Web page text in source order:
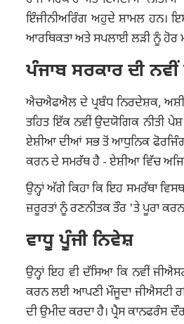
ਇੰਜੀਨੀਅਰਿੰਗ ਅਹੁਦੇ ਸ਼ਾਮਲ ਹਨ।
ਆਰਥਿਕਤਾ ਅਤੇ ਸਪਲਾਈ ਲੜੀ ਨੂੰ ਹੋਰ
ਪੰਜਾਬ ਸਰਕਾਰ ਦੀ
ਐਚਐਫਐਲ ਦੇ ਪ੍ਰਬੰਧ ਨਿਰਦੇਸ਼ਕ,
ਤਹਿਤ ਇੱਕ ਨਵੀਂ ਉਦਯੋਗਿਕ ਨੀਤੀ ਪੇਸ਼
ਏਸ਼ੀਆ ਦੀਆਂ ਸਭ ਤੋਂ ਆਧੁਨਿਕ ਫੋਰਜਿੰਗ
ਕਰਨ ਦੇ ਸਮਰੱਥ ਹੈ - ਏਸ਼ੀਆ ਵਿੱਚ
ਉਨ੍ਹਾਂ ਅੱਗੇ ਕਿਹਾ ਕਿ ਇਹ ਸਮਰੱਥਾ
ਜ਼ਰੂਰਤਾਂ ਨੂੰ ਰਣਨੀਤਕ ਤੌਰ 'ਤੇ ਪੂਰਾ
ਵਾਧੂ ਪੂੰਜੀ ਨਿਵੇਸ਼
ਉਨ੍ਹਾਂ ਇਹ ਵੀ ਦੱਸਿਆ ਕਿ ਨਵੀਂ
ਕਰਨ ਲਈ ਆਪਣੀ ਮੌਜੂਦਾ ਜੀਐਸਟੀ
ਦੀ ਉਮੀਦ ਕਰਦਾ ਹੈ। ਪ੍ਰੈਸ ਕਾਨਫਰੰਸ